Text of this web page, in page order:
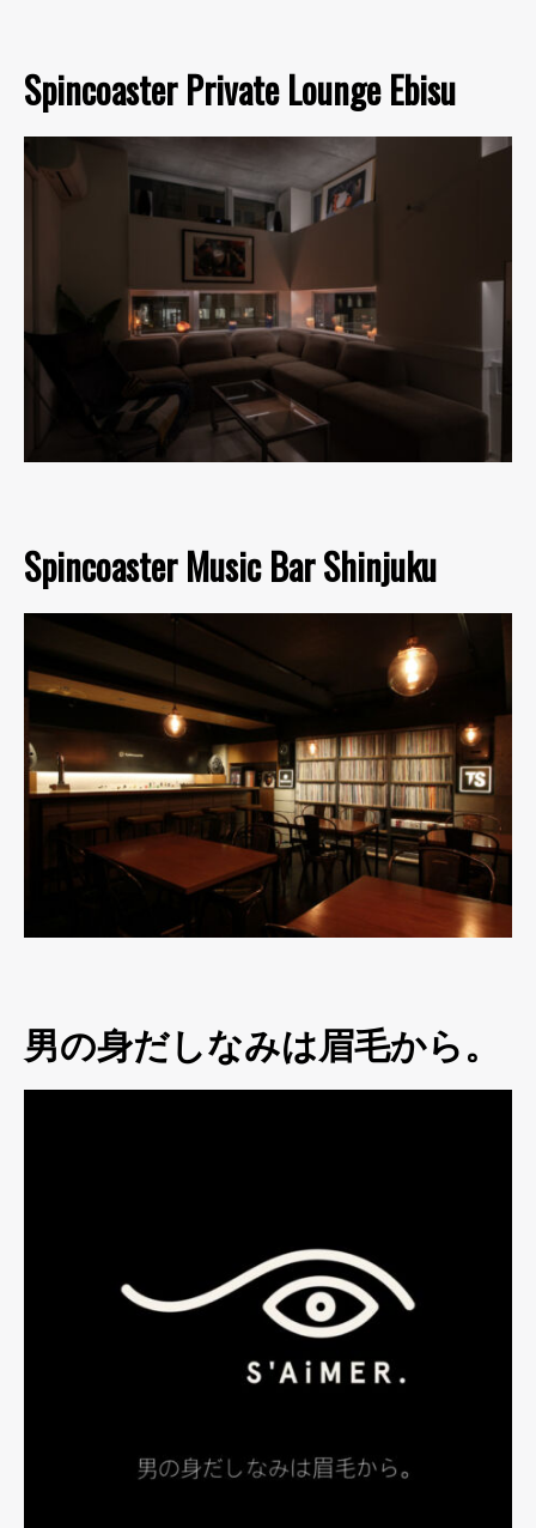
Spincoaster Private Lounge Ebisu
Spincoaster Music Bar Shinjuku
男の身だしなみは眉毛から。